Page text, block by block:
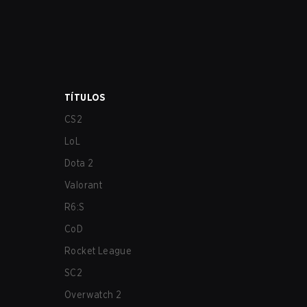
TÍTULOS
CS2
LoL
Dota 2
Valorant
R6:S
CoD
Rocket League
SC2
Overwatch 2